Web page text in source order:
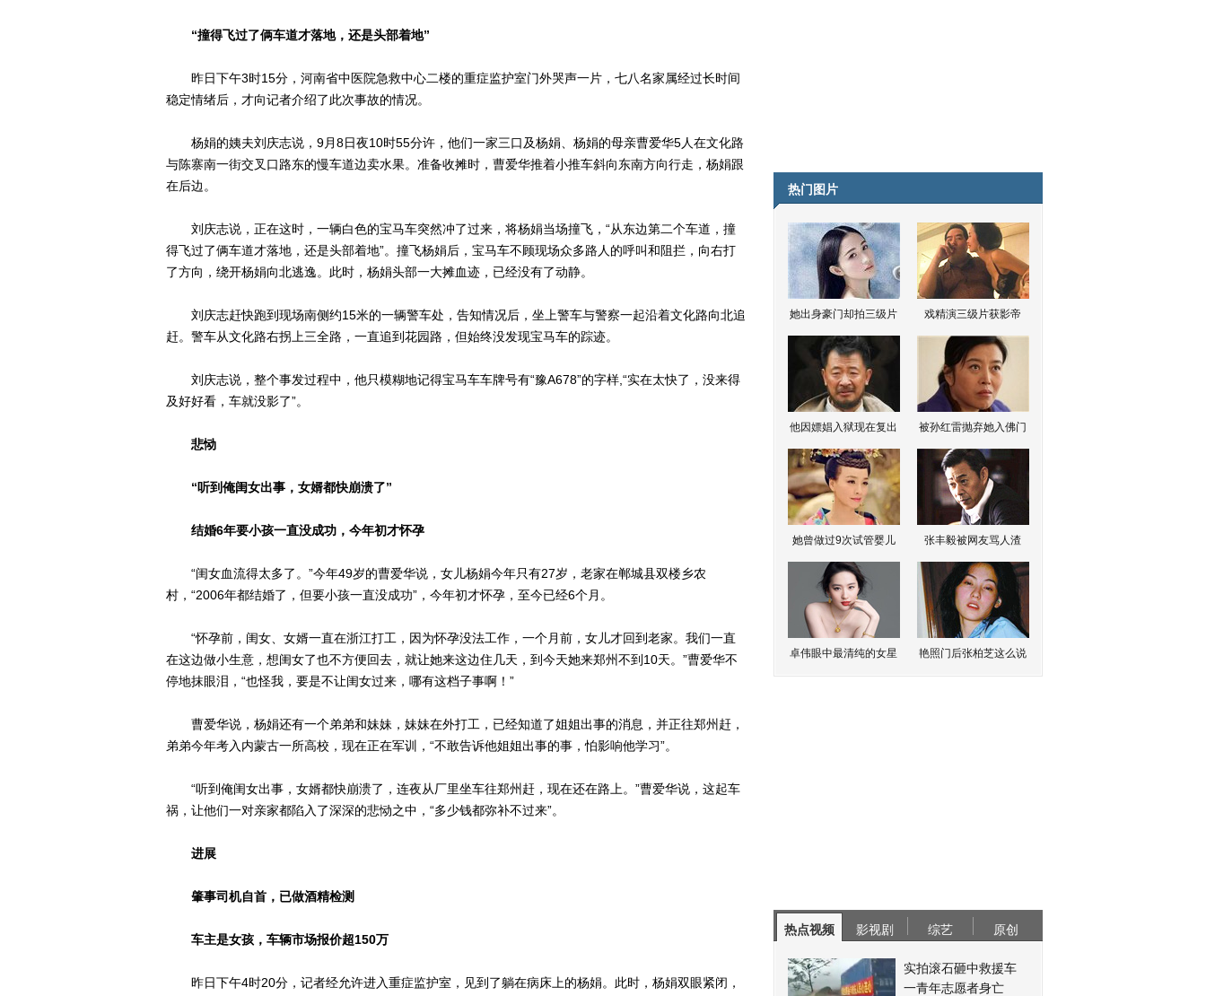
“撞得飞过了俩车道才落地，还是头部着地”
昨日下午3时15分，河南省中医院急救中心二楼的重症监护室门外哭声一片，七八名家属经过长时间
稳定情绪后，才向记者介绍了此次事故的情况。
杨娟的姨夫刘庆志说，9月8日夜10时55分许，他们一家三口及杨娟、杨娟的母亲曹爱华5人在文化路
与陈寨南一街交叉口路东的慢车道边卖水果。准备收摊时，曹爱华推着小推车斜向东南方向行走，杨娟跟
在后边。
刘庆志说，正在这时，一辆白色的宝马车突然冲了过来，将杨娟当场撞飞，“从东边第二个车道，撞
得飞过了俩车道才落地，还是头部着地”。撞飞杨娟后，宝马车不顾现场众多路人的呼叫和阻拦，向右打
了方向，绕开杨娟向北逃逸。此时，杨娟头部一大摊血迹，已经没有了动静。
刘庆志赶快跑到现场南侧约15米的一辆警车处，告知情况后，坐上警车与警察一起沿着文化路向北追
赶。警车从文化路右拐上三全路，一直追到花园路，但始终没发现宝马车的踪迹。
刘庆志说，整个事发过程中，他只模糊地记得宝马车车牌号有“豫A678”的字样,“实在太快了，没来得
及好好看，车就没影了”。
悲恸
“听到俺闺女出事，女婿都快崩溃了”
结婚6年要小孩一直没成功，今年初才怀孕
“闺女血流得太多了。”今年49岁的曹爱华说，女儿杨娟今年只有27岁，老家在郸城县双楼乡农
村，“2006年都结婚了，但要小孩一直没成功”，今年初才怀孕，至今已经6个月。
“怀孕前，闺女、女婿一直在浙江打工，因为怀孕没法工作，一个月前，女儿才回到老家。我们一直
在这边做小生意，想闺女了也不方便回去，就让她来这边住几天，到今天她来郑州不到10天。”曹爱华不
停地抹眼泪，“也怪我，要是不让闺女过来，哪有这档子事啊！”
曹爱华说，杨娟还有一个弟弟和妹妹，妹妹在外打工，已经知道了姐姐出事的消息，并正往郑州赶，
弟弟今年考入内蒙古一所高校，现在正在军训，“不敢告诉他姐姐出事的事，怕影响他学习”。
“听到俺闺女出事，女婿都快崩溃了，连夜从厂里坐车往郑州赶，现在还在路上。”曹爱华说，这起车
祸，让他们一对亲家都陷入了深深的悲恸之中，“多少钱都弥补不过来”。
进展
肇事司机自首，已做酒精检测
车主是女孩，车辆市场报价超150万
昨日下午4时20分，记者经允许进入重症监护室，见到了躺在病床上的杨娟。此时，杨娟双眼紧闭，
热门图片
她出身豪门却拍三级片 戏精演三级片获影帝
他因嫖娼入狱现在复出 被孙红雷抛弃她入佛门
她曾做过9次试管婴儿 张丰毅被网友骂人渣
卓伟眼中最清纯的女星 艳照门后张柏芝这么说
热点视频 影视剧 综艺 原创
实拍滚石砸中救援车
一青年志愿者身亡